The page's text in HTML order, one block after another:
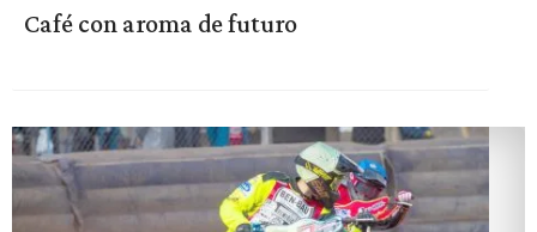
Café con aroma de futuro